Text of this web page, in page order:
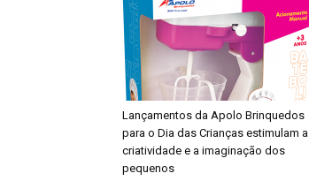
Lançamentos da Apolo Brinquedos
para o Dia das Crianças estimulam a
criatividade e a imaginação dos
pequenos